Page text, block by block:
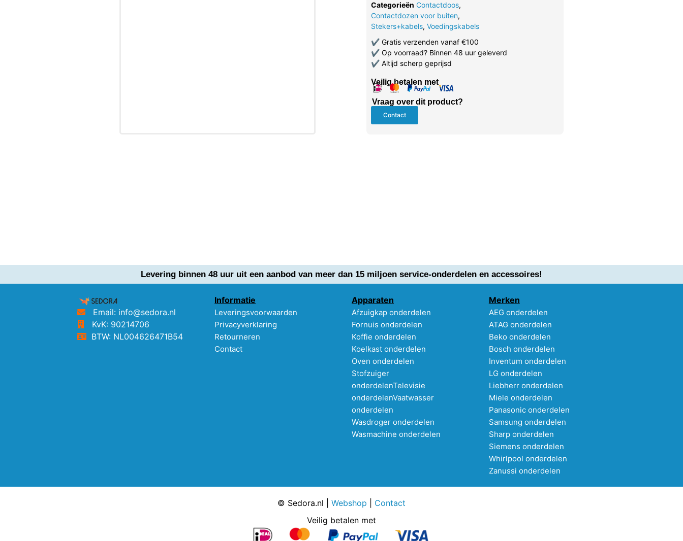
Categorieën Contactdoos,
Contactdozen voor buiten,
Stekers+kabels, Voedingskabels
✔Gratis verzenden vanaf €100
✔Op voorraad? Binnen 48 uur geleverd
✔Altijd scherp geprijsd
Veilig betalen met
Vraag over dit product?
Contact
Levering binnen 48 uur uit een aanbod van meer dan 15 miljoen service-onderdelen en accessoires!
Email: info@sedora.nl
KvK: 90214706
BTW: NL004626471B54
Informatie
Leveringsvoorwaarden
Privacyverklaring
Retourneren
Contact
Apparaten
Afzuigkap onderdelen
Fornuis onderdelen
Koffie onderdelen
Koelkast onderdelen
Oven onderdelen
Stofzuiger
onderdelenTelevisie
onderdelenVaatwasser
onderdelen
Wasdroger onderdelen
Wasmachine onderdelen
Merken
AEG onderdelen
ATAG onderdelen
Beko onderdelen
Bosch onderdelen
Inventum onderdelen
LG onderdelen
Liebherr onderdelen
Miele onderdelen
Panasonic onderdelen
Samsung onderdelen
Sharp onderdelen
Siemens onderdelen
Whirlpool onderdelen
Zanussi onderdelen
© Sedora.nl | Webshop
Contact
Veilig betalen met